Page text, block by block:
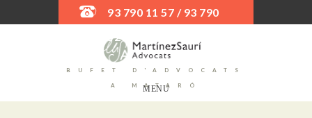
93 790 11 57 / 93 790
52 45
BUFET D'ADVOCATS
A MATARÓ
MENU